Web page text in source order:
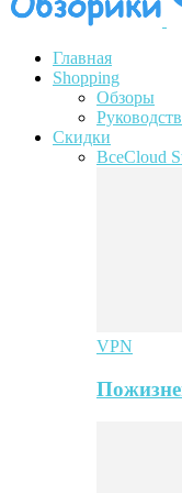
Главная
Shopping
Обзоры
Скидки
ВсеCloud
VPN